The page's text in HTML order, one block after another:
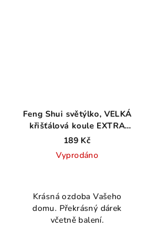
Feng Shui světýlko, VELKÁ
křišťálová koule EXTRA
fazety, 5cm
189 Kč
Vyprodáno
produktu
je
4,3
Krásná ozdoba Vašeho
domu. Překrásný dárek
včetně balení.